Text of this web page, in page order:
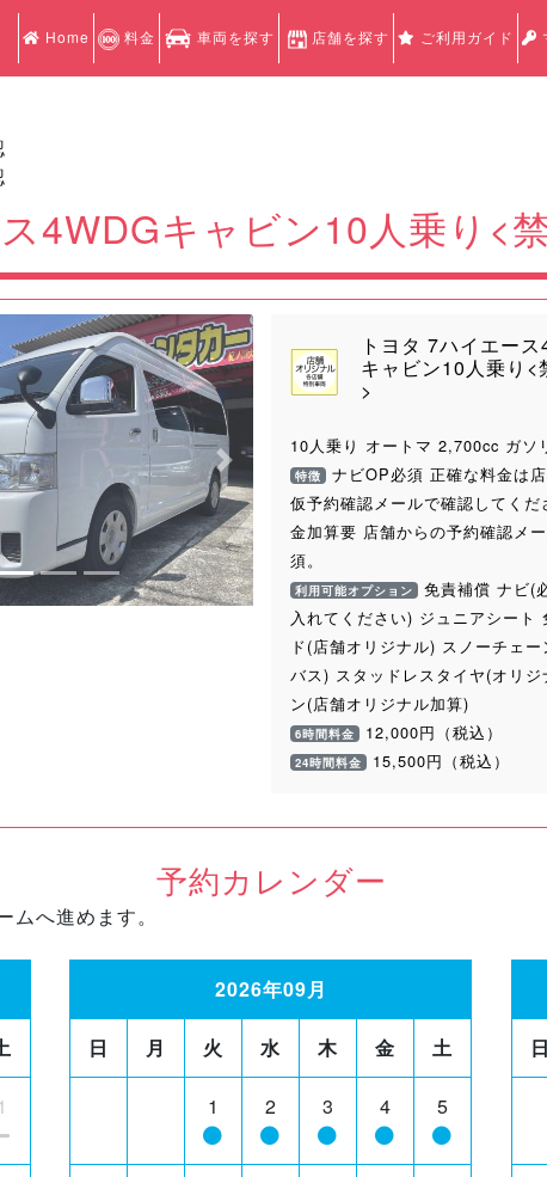
Home 料金 車両を探す 店舗を探す ご利用ガイド
4WDGキャビン10人乗り<
Next
トヨタ 7ハイエー
キャビン10人乗り<
>
10人乗り オートマ 2,700cc ガソ
特徴 ナビOP必須 正確な料金は
仮予約確認メールで確認してく
金加算要 店舗からの予約確認メ
須。
利用可能オプション 免責補償 ナビ(
入れてください) ジュニアシート
ド(店舗オリジナル) スノーチェー
バス) スタッドレスタイヤ(オリ
ン(店舗オリジナル加算)
6時間料金 12,000円（税込）
24時間料金 15,500円（税込）
予約カレンダー
へ進めます。
1
2026年09月
日 月 火 水 木 金 土
1 2 3 4 5
日